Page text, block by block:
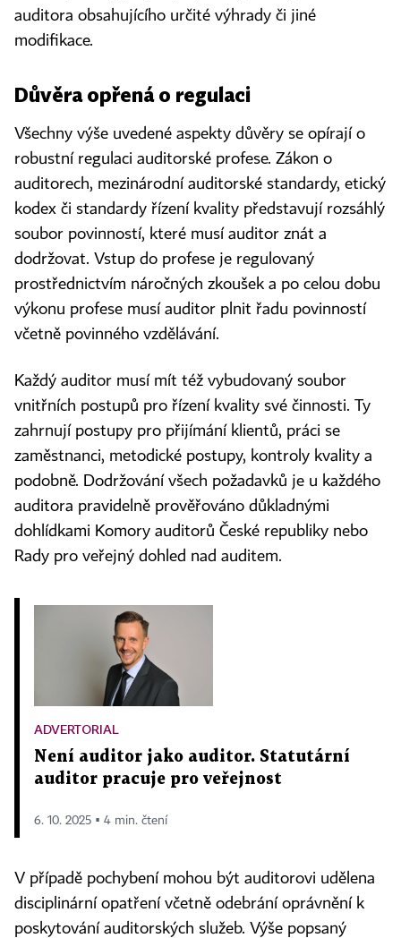
auditora obsahujícího určité výhrady či jiné
modifikace.
Důvěra opřená o regulaci
Všechny výše uvedené aspekty důvěry se opírají o
robustní regulaci auditorské profese. Zákon o
auditorech, mezinárodní auditorské standardy, etický
kodex či standardy řízení kvality představují rozsáhlý
soubor povinností, které musí auditor znát a
dodržovat. Vstup do profese je regulovaný
prostřednictvím náročných zkoušek a po celou dobu
výkonu profese musí auditor plnit řadu povinností
včetně povinného vzdělávání.
Každý auditor musí mít též vybudovaný soubor
vnitřních postupů pro řízení kvality své činnosti. Ty
zahrnují postupy pro přijímání klientů, práci se
zaměstnanci, metodické postupy, kontroly kvality a
podobně. Dodržování všech požadavků je u každého
auditora pravidelně prověřováno důkladnými
dohlídkami Komory auditorů České republiky nebo
Rady pro veřejný dohled nad auditem.
ADVERTORIAL
Není auditor jako auditor. Statutární
auditor pracuje pro veřejnost
6. 10. 2025 ▪ 4 min. čtení
V případě pochybení mohou být auditorovi udělena
disciplinární opatření včetně odebrání oprávnění k
poskytování auditorských služeb. Výše popsaný